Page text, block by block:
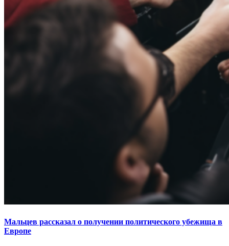
Мальцев рассказал о получении политического убежища в
Европе